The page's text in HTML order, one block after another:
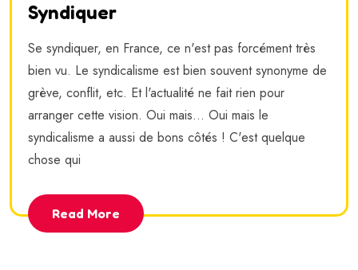
Syndiquer
Se syndiquer, en France, ce n'est pas forcément très
bien vu. Le syndicalisme est bien souvent synonyme de
grève, conflit, etc. Et l'actualité ne fait rien pour
arranger cette vision. Oui mais... Oui mais le
syndicalisme a aussi de bons côtés ! C'est quelque
chose qui
Read More